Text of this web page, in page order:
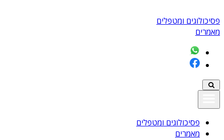
פסיכולוגים ומטפלים
מאמרים
פסיכולוגים ומטפלים
מאמרים